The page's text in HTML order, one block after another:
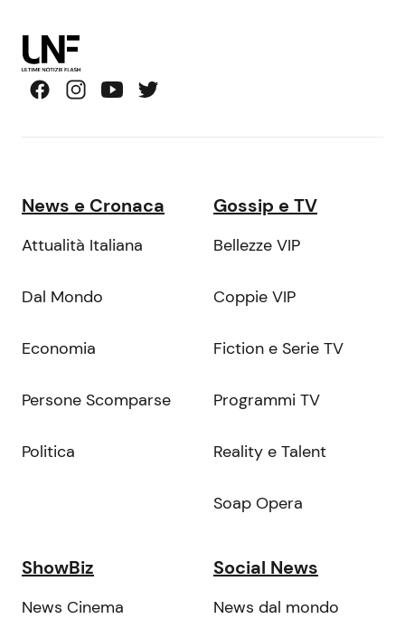
News e Cronaca
Attualità Italiana
Dal Mondo
Economia
Persone Scomparse
Politica
Gossip e TV
Bellezze VIP
Coppie VIP
Fiction e Serie TV
Programmi TV
Reality e Talent
Soap Opera
ShowBiz
News Cinema
Social News
News dal mondo